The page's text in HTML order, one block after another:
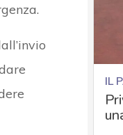
IL